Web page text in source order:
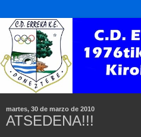
martes, 30 de marzo de 2010
ATSEDENA!!!